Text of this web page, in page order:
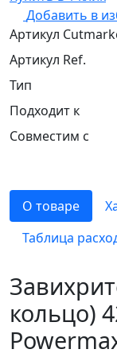
Добавить в
Артикул
Артикул Ref.
Тип
Подходит к
Совместим с
О товаре
Таблица
кольцо)